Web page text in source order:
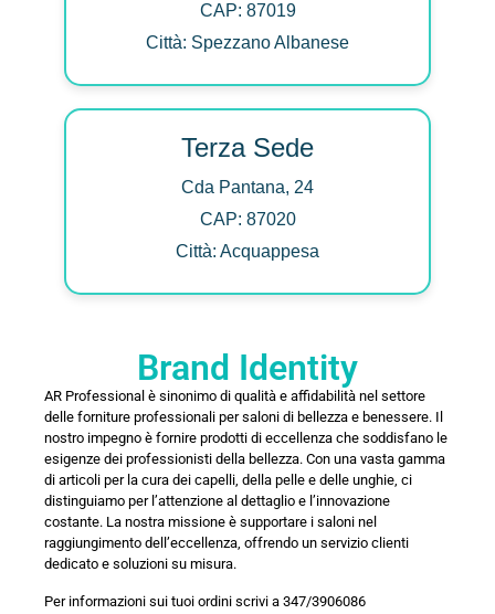
CAP: 87019
Città: Spezzano Albanese
Terza Sede
Cda Pantana, 24
CAP: 87020
Città: Acquappesa
Brand Identity
AR Professional è sinonimo di qualità e affidabilità nel settore
delle forniture professionali per saloni di bellezza e benessere. Il
nostro impegno è fornire prodotti di eccellenza che soddisfano le
esigenze dei professionisti della bellezza. Con una vasta gamma
di articoli per la cura dei capelli, della pelle e delle unghie, ci
distinguiamo per l’attenzione al dettaglio e l’innovazione
costante. La nostra missione è supportare i saloni nel
raggiungimento dell’eccellenza, offrendo un servizio clienti
dedicato e soluzioni su misura.
Per informazioni sui tuoi ordini scrivi a 347/3906086